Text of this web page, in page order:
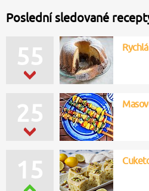
Poslední sledované
55
25
15